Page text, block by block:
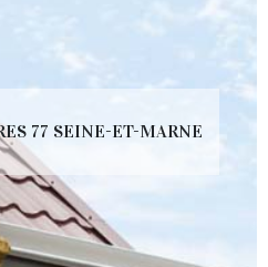
77 SEINE-ET-MARNE